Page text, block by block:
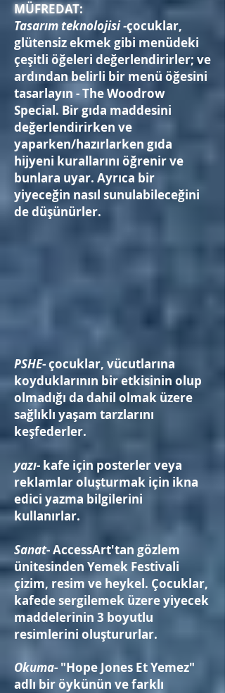
MÜFREDAT:
Tasarım teknolojisi -çocuklar,
glütensiz ekmek gibi menüdeki
çeşitli öğeleri değerlendirirler; ve
ardından belirli bir menü öğesini
tasarlayın - The Woodrow
Special. Bir gıda maddesini
değerlendirirken ve
yaparken/hazırlarken gıda
hijyeni kurallarını öğrenir ve
bunlara uyar. Ayrıca bir
yiyeceğin nasıl sunulabileceğini
de düşünürler.
PSHE- çocuklar, vücutlarına
koyduklarının bir etkisinin olup
olmadığı da dahil olmak üzere
sağlıklı yaşam tarzlarını
keşfederler.
yazı- kafe için posterler veya
reklamlar oluşturmak için ikna
edici yazma bilgilerini
kullanırlar.
Sanat- AccessArt'tan gözlem
ünitesinden Yemek Festivali
çizim, resim ve heykel. Çocuklar,
kafede sergilemek üzere yiyecek
maddelerinin 3 boyutlu
resimlerini oluştururlar.
Okuma- "Hope Jones Et Yemez"
adlı bir öykünün ve farklı